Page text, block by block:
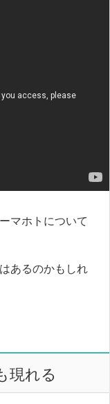
マホトについて
あるのかもしれ
現れる